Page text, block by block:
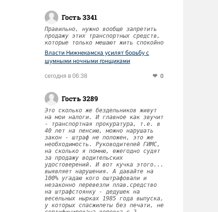
Гость 3341
Правильно, нужно вообще запретить
продажу этих транспортных средств,
которые только мешают жить спокойно
Власти Нижнекамска усилят борьбу с
шумными ночными гонщиками
сегодня в 06:38 0
Гость 3289
Это сколько же бездельников живут
на мои налоги. И главное как звучит
- транспортная прокуратура, т.е. в
40 лет на пенсию, можно нарушать
закон - штраф не положен, это же
необходимость. Руководителей ГИМС,
на сколько я помню, ежегодно судят
за продажу водительских
удостоверений. И вот кучка этого...
выявляет нарушения. А давайте на
100% угадаю кого оштрафовали и
незаконно перевезли плав.средство
на штрафстоянку - дедушек на
весельных нырках 1985 года выпуска,
у которых спасжилеты без печати, не